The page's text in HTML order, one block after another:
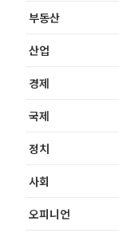
부동산
산업
경제
국제
정치
사회
오피니언